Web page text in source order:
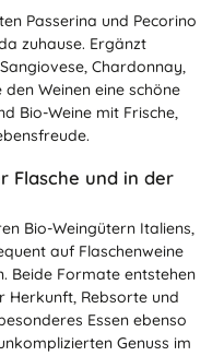
Passerina und Pecorino
zuhause. Ergänzt
Chardonnay,
Weinen eine schöne
Bio-Weine mit Frische,
Flasche und in der
Bio-Weingütern Italiens,
auf Flaschenweine
Beide Formate entstehen
Herkunft, Rebsorte und
Essen ebenso
Genuss im